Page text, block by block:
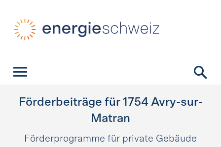
Förderbeiträge für 1754 Avry-sur-
Matran
Förderprogramme für private Gebäude